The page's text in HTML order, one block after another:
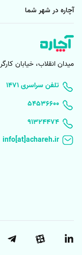
آچاره در شهر شما
میدان انقلاب، خیابان
۱۴۷۱ تلفن سراسری
۵۴۵۳۶۶۰۰
91324474